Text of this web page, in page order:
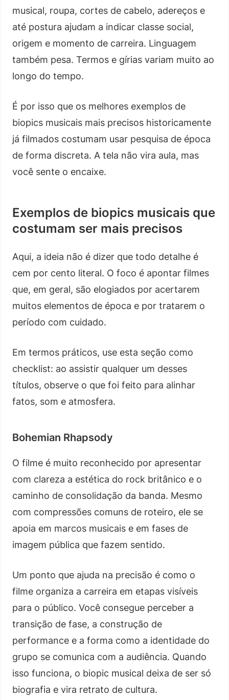
musical, roupa, cortes de cabelo, adereços e
até postura ajudam a indicar classe social,
origem e momento de carreira. Linguagem
também pesa. Termos e gírias variam muito ao
longo do tempo.
É por isso que os melhores exemplos de
biopics musicais mais precisos historicamente
já filmados costumam usar pesquisa de época
de forma discreta. A tela não vira aula, mas
você sente o encaixe.
Exemplos de biopics musicais que
costumam ser mais precisos
Aqui, a ideia não é dizer que todo detalhe é
cem por cento literal. O foco é apontar filmes
que, em geral, são elogiados por acertarem
muitos elementos de época e por tratarem o
período com cuidado.
Em termos práticos, use esta seção como
checklist: ao assistir qualquer um desses
títulos, observe o que foi feito para alinhar
fatos, som e atmosfera.
Bohemian Rhapsody
O filme é muito reconhecido por apresentar
com clareza a estética do rock britânico e o
caminho de consolidação da banda. Mesmo
com compressões comuns de roteiro, ele se
apoia em marcos musicais e em fases de
imagem pública que fazem sentido.
Um ponto que ajuda na precisão é como o
filme organiza a carreira em etapas visíveis
para o público. Você consegue perceber a
transição de fase, a construção de
performance e a forma como a identidade do
grupo se comunica com a audiência. Quando
isso funciona, o biopic musical deixa de ser só
biografia e vira retrato de cultura.